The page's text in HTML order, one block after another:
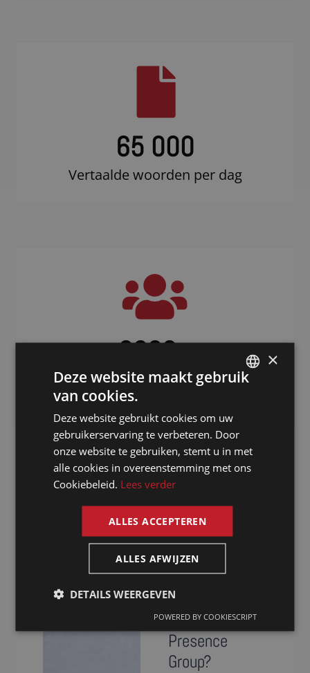
65 000
Vertaalde woorden per dag
3000+
Freelancers verspreid over de hele
wereld
Waarom kiezen
voor een tolk
in Vénissieux
via The
Presence
Group?
FRENCH
×
Deze website maakt gebruik
van cookies.
Deze website gebruikt cookies om uw
gebruikerservaring te verbeteren. Door
onze website te gebruiken, stemt u in met
alle cookies in overeenstemming met ons
Cookiebeleid. Lees verder
ALLES ACCEPTEREN
ALLES AFWIJZEN
DETAILS WEERGEVEN
POWERED BY COOKIESCRIPT